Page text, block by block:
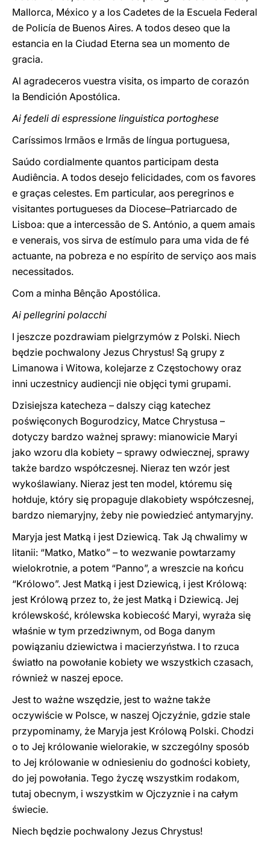
Mallorca, México y a los Cadetes de la Escuela Federal
de Policía de Buenos Aires. A todos deseo que la
estancia en la Ciudad Eterna sea un momento de
gracia.
Al agradeceros vuestra visita, os imparto de corazón
la Bendición Apostólica.
Ai fedeli di espressione linguistica portoghese
Caríssimos Irmãos e Irmãs de língua portuguesa,
Saúdo cordialmente quantos participam desta
Audiência. A todos desejo felicidades, com os favores
e graças celestes. Em particular, aos peregrinos e
visitantes portugueses da Diocese–Patriarcado de
Lisboa: que a intercessão de S. António, a quem amais
e venerais, vos sirva de estímulo para uma vida de fé
actuante, na pobreza e no espírito de serviço aos mais
necessitados.
Com a minha Bênção Apostólica.
Ai pellegrini polacchi
I jeszcze pozdrawiam pielgrzymów z Polski. Niech
będzie pochwalony Jezus Chrystus! Są grupy z
Limanowa i Witowa, kolejarze z Częstochowy oraz
inni uczestnicy audiencji nie objęci tymi grupami.
Dzisiejsza katecheza – dalszy ciąg katechez
poświęconych Bogurodzicy, Matce Chrystusa –
dotyczy bardzo ważnej sprawy: mianowicie Maryi
jako wzoru dla kobiety – sprawy odwiecznej, sprawy
także bardzo współczesnej. Nieraz ten wzór jest
wykoślawiany. Nieraz jest ten model, któremu się
hołduje, który się propaguje dlakobiety współczesnej,
bardzo niemaryjny, żeby nie powiedzieć antymaryjny.
Maryja jest Matką i jest Dziewicą. Tak Ją chwalimy w
litanii: “Matko, Matko” – to wezwanie powtarzamy
wielokrotnie, a potem “Panno”, a wreszcie na końcu
“Królowo”. Jest Matką i jest Dziewicą, i jest Królową:
jest Królową przez to, że jest Matką i Dziewicą. Jej
królewskość, królewska kobiecość Maryi, wyraża się
właśnie w tym przedziwnym, od Boga danym
powiązaniu dziewictwa i macierzyństwa. I to rzuca
światło na powołanie kobiety we wszystkich czasach,
również w naszej epoce.
Jest to ważne wszędzie, jest to ważne także
oczywiście w Polsce, w naszej Ojczyźnie, gdzie stale
przypominamy, że Maryja jest Królową Polski. Chodzi
o to Jej królowanie wielorakie, w szczególny sposób
to Jej królowanie w odniesieniu do godności kobiety,
do jej powołania. Tego życzę wszystkim rodakom,
tutaj obecnym, i wszystkim w Ojczyznie i na całym
świecie.
Niech będzie pochwalony Jezus Chrystus!